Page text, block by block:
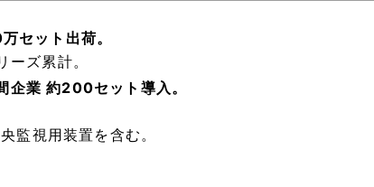
セット出荷。
ズ累計。
企業 約200セット導入。
監視用装置を含む。